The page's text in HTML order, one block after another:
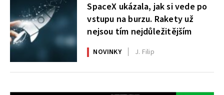
SpaceX ukázala, jak si vede po
vstupu na burzu. Rakety už
nejsou tím nejdůležitějším
NOVINKY J. Filip